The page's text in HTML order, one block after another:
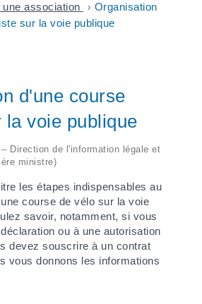
association
> Organisation
sur la voie publique
d'une course
voie publique
Direction de l'information légale et
ministre)
les étapes indispensables au
course de vélo sur la voie
savoir, notamment, si vous
ou à une autorisation
devez souscrire à un contrat
vous donnons les informations